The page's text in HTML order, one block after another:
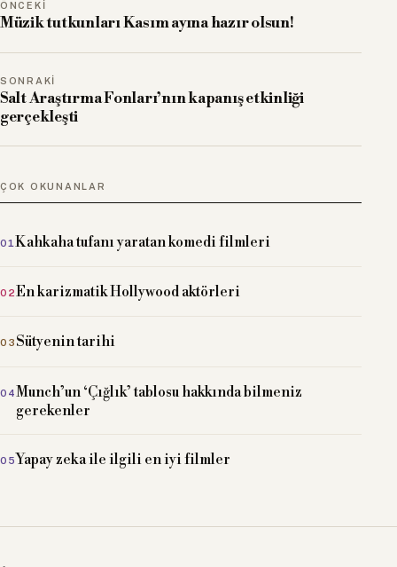
ÖNCEKI
Müzik tutkunları Kasım ayına hazır olsun!
SONRAKI
Salt Araştırma Fonları’nın kapanış etkinliği
gerçekleşti
ÇOK OKUNANLAR
Kahkaha tufanı yaratan komedi filmleri
En karizmatik Hollywood aktörleri
Sütyenin tarihi
Munch’un ‘Çığlık’ tablosu hakkında bilmeniz
gerekenler
Yapay zeka ile ilgili en iyi filmler